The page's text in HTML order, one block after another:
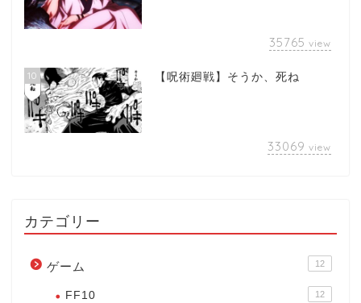
35765 view
10 【呪術廻戦】そうか、死ね
33069 view
カテゴリー
ゲーム 12
FF10 12